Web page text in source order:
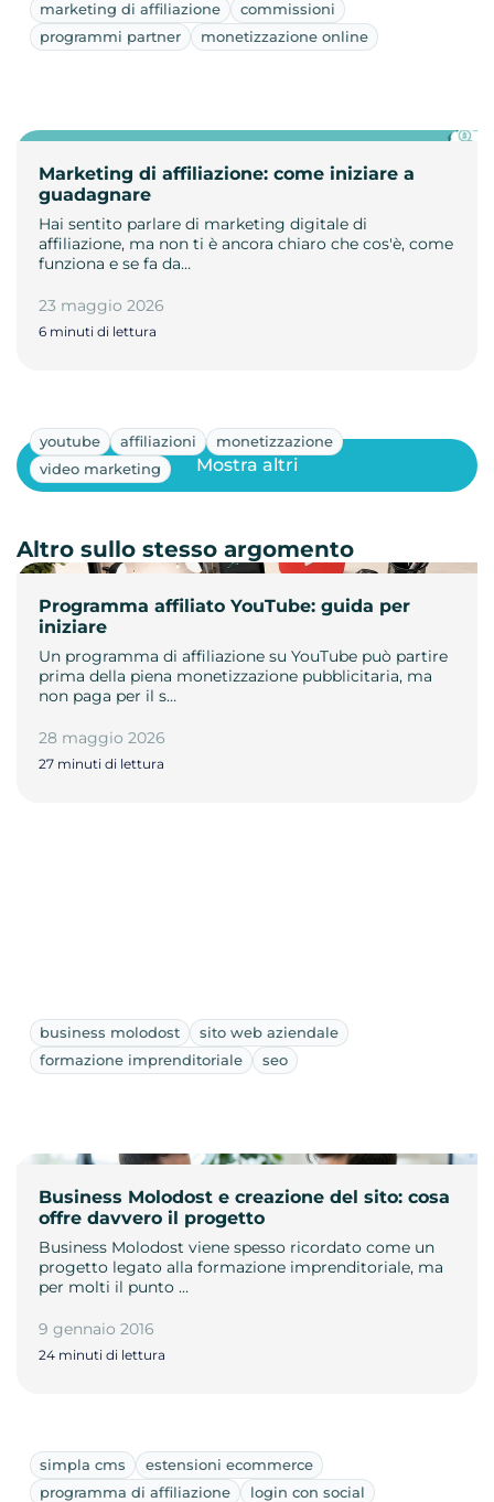
marketing di affiliazione
commissioni
programmi partner
monetizzazione online
Marketing di affiliazione: come iniziare a
guadagnare
Hai sentito parlare di marketing digitale di
affiliazione, ma non ti è ancora chiaro che cos'è, come
funziona e se fa da…
23 maggio 2026
6 minuti di lettura
youtube affiliazioni
monetizzazione
video marketing
Programma affiliato YouTube: guida per
iniziare
Un programma di affiliazione su YouTube può partire
prima della piena monetizzazione pubblicitaria, ma
non paga per il s…
28 maggio 2026
27 minuti di lettura
Mostra altri
Altro sullo stesso argomento
business molodost
sito web aziendale
formazione imprenditoriale
seo
Business Molodost e creazione del sito: cosa
offre davvero il progetto
Business Molodost viene spesso ricordato come un
progetto legato alla formazione imprenditoriale, ma
per molti il punto …
9 gennaio 2016
24 minuti di lettura
simpla cms
estensioni ecommerce
programma di affiliazione
login con social